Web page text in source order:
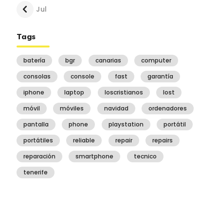
« Jul
Tags
batería bgr canarias
computer
consolas
console fast
garantía
iphone
laptop loscristianos
lost
móvil
móviles navidad
ordenadores
pantalla
phone playstation
portátil
portátiles
reliable repair
repairs
reparación
smartphone
tecnico
tenerife